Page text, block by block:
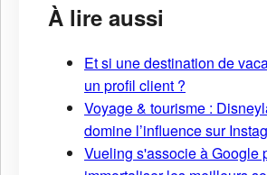
À lire aussi
Et si une destination de
un profil client ?
Voyage & tourisme :
domine l’influence sur
Vueling s'associe à Google